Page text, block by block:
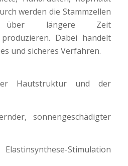
werden die Stammzellen
längere Zeit
Dabei handelt
und sicheres Verfahren.
Hautstruktur und der
sonnengeschädigter
Stimulation